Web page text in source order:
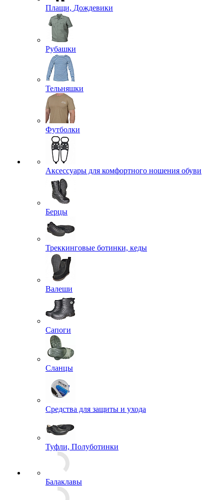
Плащи, Дождевики
Рубашки
Тельняшки
Футболки
Аксессуары для комфортного ношения обуви
Берцы
Треккинговые ботинки, кеды
Валеши
Сапоги
Сланцы
Средства для защиты и ухода
Туфли, Полуботинки
Балаклавы